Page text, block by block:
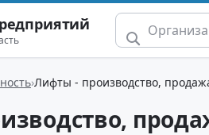
Лифты - производство,